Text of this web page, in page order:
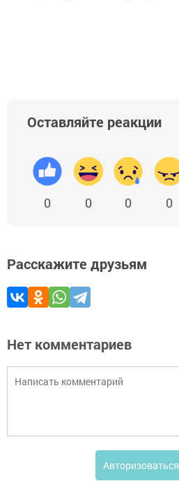
Оставляйте реакции
0 0 0 0
Расскажите друзьям
Нет комментариев
Авторизоваться